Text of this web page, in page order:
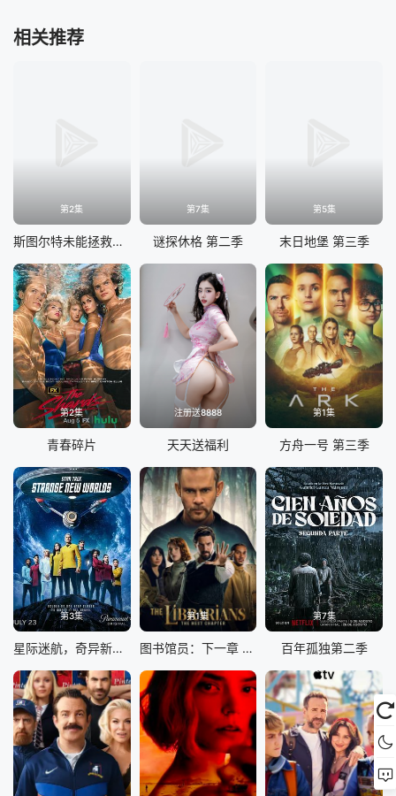
相关推荐
第2集
斯图尔特未能拯救宇宙
第7集
谜探休格 第二季
第5集
末日地堡 第三季
第2集
青春碎片
注册送8888
天天送福利
第1集
方舟一号 第三季
第3集
星际迷航，奇异新世界第四季
第1集
图书馆员：下一章 第二季
第7集
百年孤独第二季